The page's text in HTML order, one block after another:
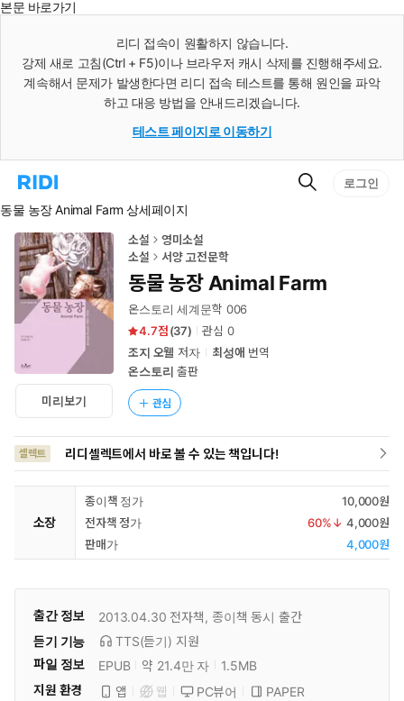
본문 바로가기
리디 접속이 원활하지 않습니다.
강제 새로 고침(Ctrl + F5)이나 브라우저 캐시 삭제를 진행해주세요.
계속해서 문제가 발생한다면 리디 접속 테스트를 통해 원인을 파악
하고 대응 방법을 안내드리겠습니다.
테스트 페이지로 이동하기
리
홈
로
이
동
검
로그인
동물 농장 Animal Farm 상세페이지
미리보기
소설
영미소설
소설
서양 고전문학
동물 농장 Animal Farm
온스토리 세계문학 006
4.7
(37) 관심 0
조지 오웰 저자 최성애 번역
온스토리 출판
관심
셀렉트 리디셀렉트에서 바로 볼 수 있는 책입니다!
소장
종이책 정가
10,000원
전자책 정가
60%↓ 4,000원
판매가
4,000원
출간 정보 2013.04.30 전자책, 종이책 동시 출간
듣기 기능
TTS(듣기) 지원
파일 정보
EPUB 약 21.4만 자
1.5MB
지원 환경
앱 웹 PC뷰어
PAPER